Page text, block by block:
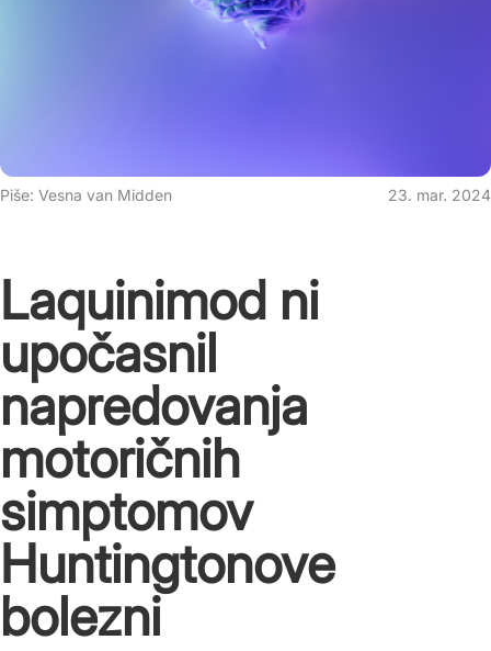
Piše: Vesna van Midden 23. mar. 2024
Laquinimod ni
upočasnil
napredovanja
motoričnih
simptomov
Huntingtonove
bolezni